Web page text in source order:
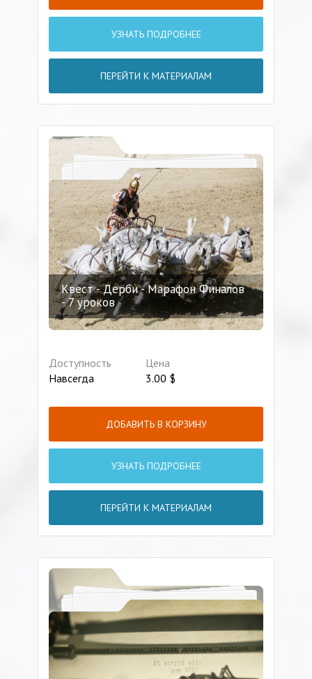
УЗНАТЬ ПОДРОБНЕЕ
ПЕРЕЙТИ К МАТЕРИАЛАМ
Квест - Дерби - Марафон Финалов
- 7 уроков
Доступность
Навсегда
Цена
3.00 $
ДОБАВИТЬ В КОРЗИНУ
УЗНАТЬ ПОДРОБНЕЕ
ПЕРЕЙТИ К МАТЕРИАЛАМ